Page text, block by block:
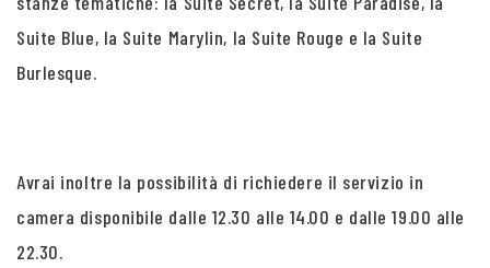
Suite Blue, la Suite Marylin, la Suite Rouge e la Suite
Burlesque.
Avrai inoltre la possibilità di richiedere il servizio in
camera disponibile dalle 12.30 alle 14.00 e dalle 19.00 alle
22.30.